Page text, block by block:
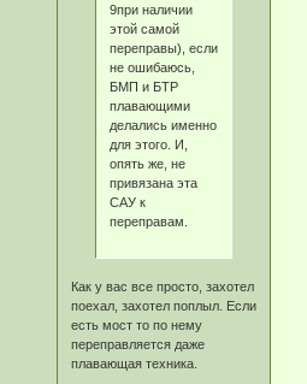
9при наличии
этой самой
переправы), если
не ошибаюсь,
БМП и БТР
плавающими
делались именно
для этого. И,
опять же, не
привязана эта
САУ к
переправам.
Как у вас все просто, захотел
поехал, захотел поплыл. Если
есть мост то по нему
переправляется даже
плавающая техника.